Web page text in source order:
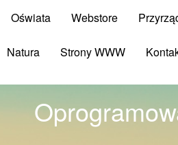
Oświata Webstore
Natura Strony WWW